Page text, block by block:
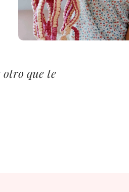
otro que te